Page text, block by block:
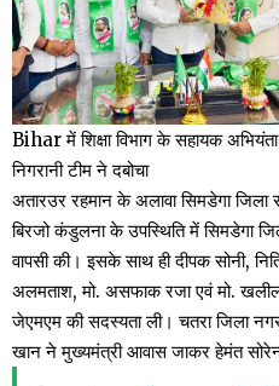
Bihar में शिक्षा विभाग के सहायक
निगरानी टीम ने दबोचा
अतारउर रहमान के अलावा सिमडेगा
बिरजो कंडुलना के उपस्थिति में सिमडेगा
वापसी की। इसके साथ ही दीपक सोनी,
अलमताश, मो. असफाक रजा एवं मो.
जेएमएम की सदस्यता ली। चतरा जिला
खान ने मुख्यमंत्री आवास जाकर हेमंत